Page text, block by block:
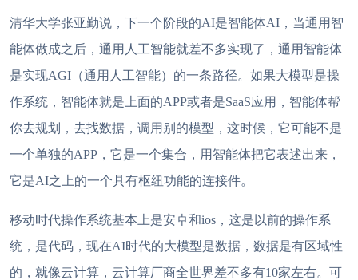
清华大学张亚勤说，下一个阶段的AI是智能体AI，当通用智
能体做成之后，通用人工智能就差不多实现了，通用智能体
是实现AGI（通用人工智能）的一条路径。如果大模型是操
作系统，智能体就是上面的APP或者是SaaS应用，智能体帮
你去规划，去找数据，调用别的模型，这时候，它可能不是
一个单独的APP，它是一个集合，用智能体把它表述出来 ，
它是AI之上的一个具有枢纽功能的连接件。
移动时代操作系统基本上是安卓和ios，这是以前的操作系
统，是代码，现在AI时代的大模型是数据，数据是有区域性
的，就像云计算，云计算厂商全世界差不多有10家左右。可